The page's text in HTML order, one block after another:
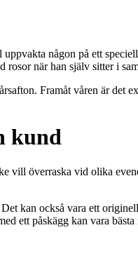
någon på ett
när han själv sitter i
Framåt våren är
kund
vill överraska vid olika
kan också vara ett
ett påskägg kan vara bästa